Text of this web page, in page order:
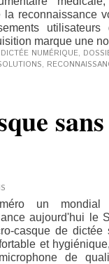
la reconnaissance
marque une
DICTÉE NUMÉRIQUE,
,
un
aujourd'hui le
casque de dictée
et
de